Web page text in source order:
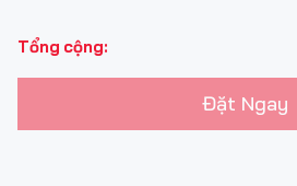
Tổng cộng:
Đặt Ngay